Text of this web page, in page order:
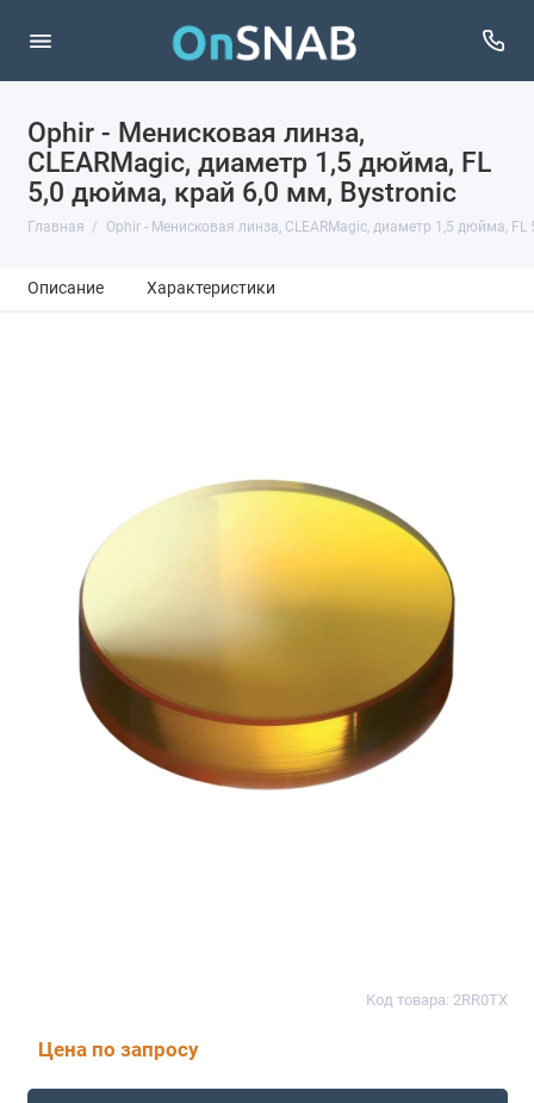
Ophir - Менисковая линза,
CLEARMagic, диаметр 1,5 дюйма, FL
5,0 дюйма, край 6,0 мм, Bystronic
Главная Ophir - Менисковая линза, CLEARMagic, диаметр 1,5 дюйма,
Описание Характеристики
Код товара: 2RR0TX
Цена по запросу